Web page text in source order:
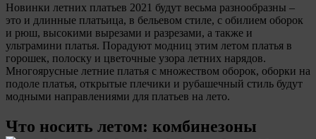
Новинки летних платьев 2021 будут весьма разнообразны –
это и длинные платьица, в бельевом стиле, с обилием оборок
и рюш, высокими вырезами и разрезами, а также и
ультрамини платья. Порадуют модниц этим летом платья в
горошек, полоску и цветочные узора летних нарядов.
Многоярусные летние платья с множеством оборок, оборки на
подоле платья, открытые плечики и рубашечный стиль будут
модными направлениями для платьев на лето.
Что носить летом: комбинезоны